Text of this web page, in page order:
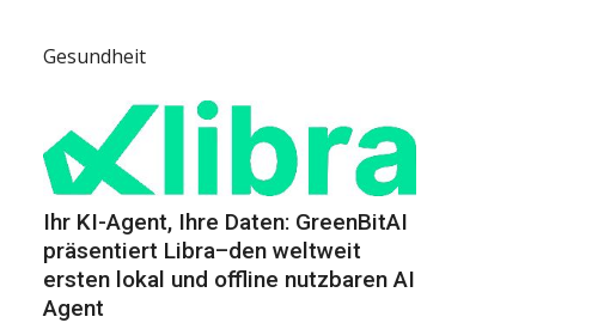
Gesundheit
Ihr KI-Agent, Ihre Daten: GreenBitAI
präsentiert Libra–den weltweit
ersten lokal und offline nutzbaren AI
Agent